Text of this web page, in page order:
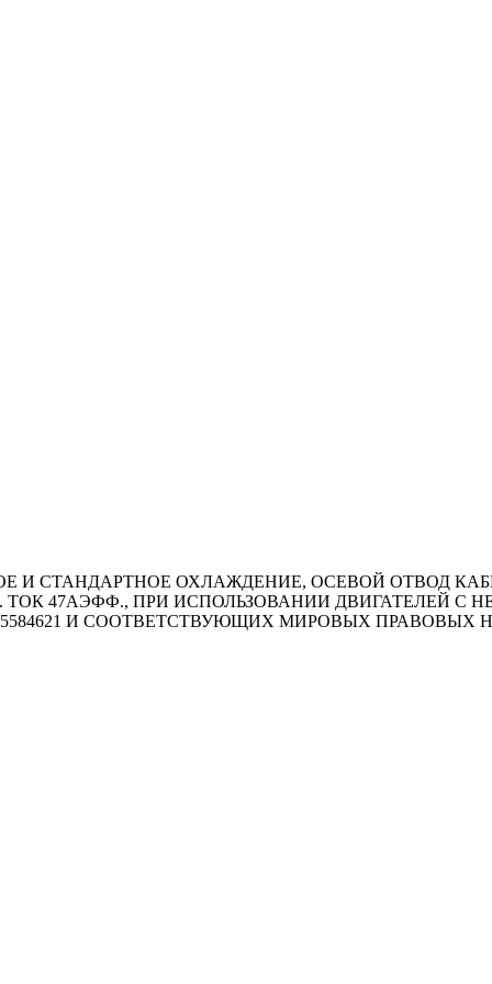
И СТАНДАРТНОЕ ОХЛАЖДЕНИЕ, ОСЕВОЙ ОТВОД
ТОК 47АЭФФ., ПРИ ИСПОЛЬЗОВАНИИ ДВИГАТЕЛЕЙ
И СООТВЕТСТВУЮЩИХ МИРОВЫХ ПРАВОВЫХ